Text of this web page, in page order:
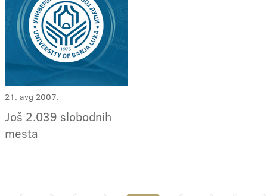
21. avg 2007.
Još 2.039 slobodnih
mesta